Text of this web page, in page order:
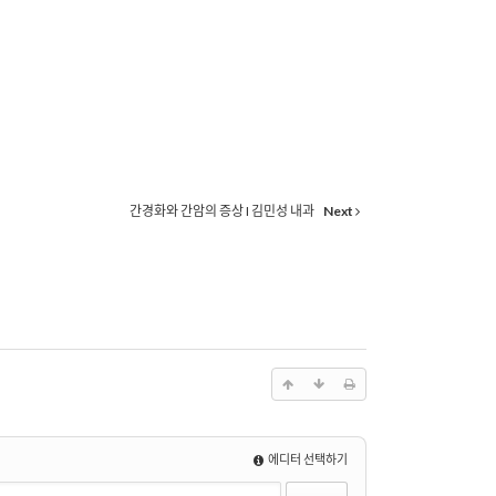
간경화와 간암의 증상 I 김민성 내과 Next
에디터 선택하기